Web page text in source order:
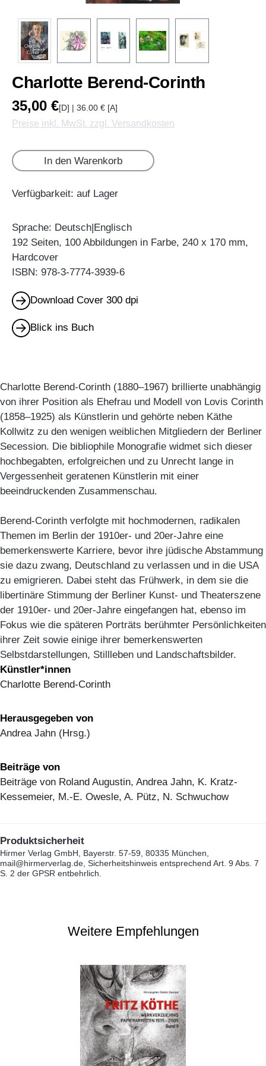
Charlotte Berend-Corinth
35,00 €[D] | 36.00 € [A]
Preise inkl. MwSt. zzgl. Versandkosten
In den Warenkorb
Verfügbarkeit: auf Lager
Sprache: Deutsch|Englisch
192 Seiten, 100 Abbildungen in Farbe, 240 x 170 mm,
Hardcover
ISBN: 978-3-7774-3939-6
Download Cover 300 dpi
Blick ins Buch
Charlotte Berend-Corinth (1880–1967) brillierte unabhängig
von ihrer Position als Ehefrau und Modell von Lovis Corinth
(1858–1925) als Künstlerin und gehörte neben Käthe
Kollwitz zu den wenigen weiblichen Mitgliedern der Berliner
Secession. Die bibliophile Monografie widmet sich dieser
hochbegabten, erfolgreichen und zu Unrecht lange in
Vergessenheit geratenen Künstlerin mit einer
beeindruckenden Zusammenschau.
Berend-Corinth verfolgte mit hochmodernen, radikalen
Themen im Berlin der 1910er- und 20er-Jahre eine
bemerkenswerte Karriere, bevor ihre jüdische Abstammung
sie dazu zwang, Deutschland zu verlassen und in die USA
zu emigrieren. Dabei steht das Frühwerk, in dem sie die
libertinäre Stimmung der Berliner Kunst- und Theaterszene
der 1910er- und 20er-Jahre eingefangen hat, ebenso im
Fokus wie die späteren Porträts berühmter Persönlichkeiten
ihrer Zeit sowie einige ihrer bemerkenswerten
Selbstdarstellungen, Stillleben und Landschaftsbilder.
Künstler*innen
Charlotte Berend-Corinth
Herausgegeben von
Andrea Jahn (Hrsg.)
Beiträge von
Beiträge von Roland Augustin, Andrea Jahn, K. Kratz-
Kessemeier, M.-E. Owesle, A. Pütz, N. Schwuchow
Produktsicherheit
Hirmer Verlag GmbH, Bayerstr. 57-59, 80335 München,
mail@hirmerverlag.de, Sicherheitshinweis entsprechend Art. 9 Abs. 7
S. 2 der GPSR entbehrlich.
Weitere Empfehlungen